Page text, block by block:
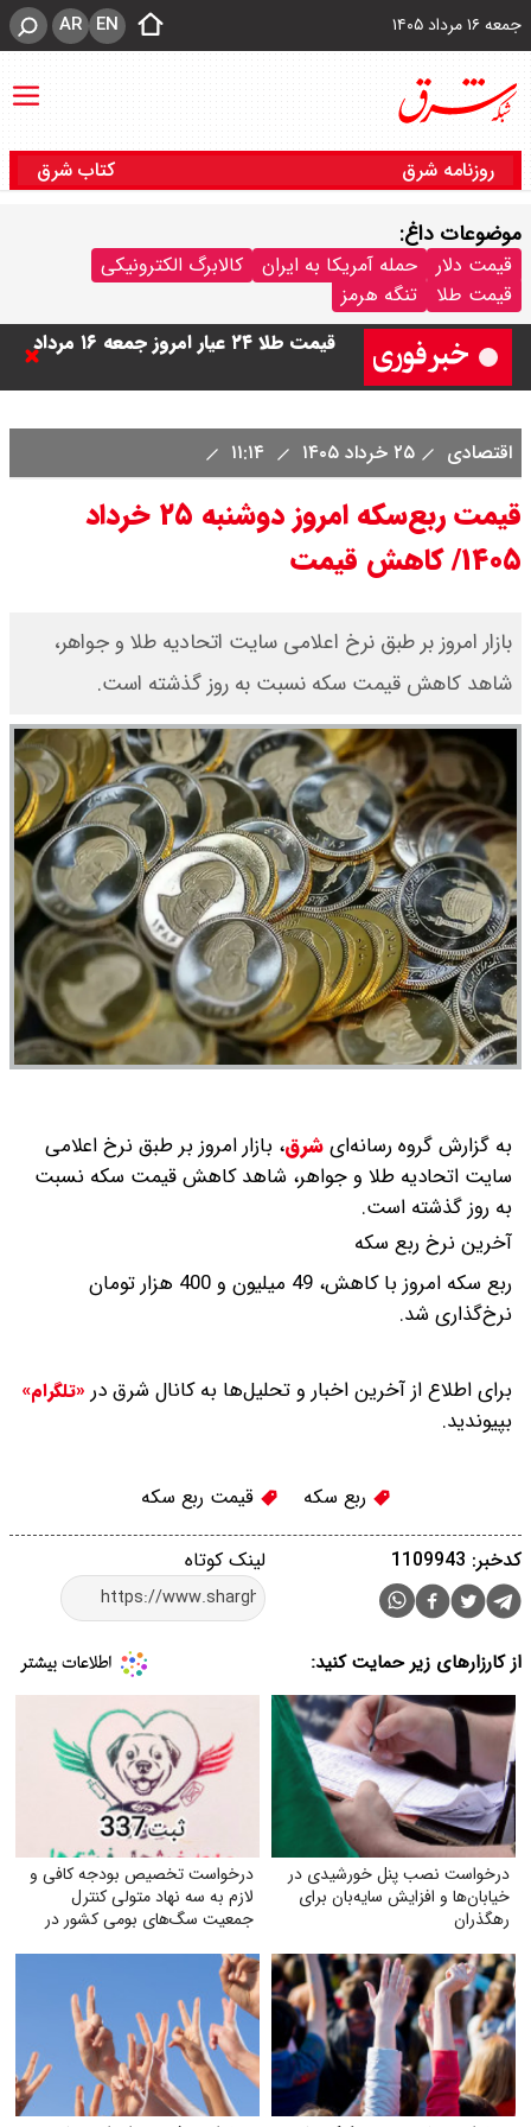
جمعه ۱۶ مرداد ۱۴۰۵ EN
AR
روزنامه شرق کتاب شرق
موضوعات داغ:
قیمت دلار حمله آمریکا به ایران
کالابرگ الکترونیکی
قیمت طلا
تنگه هرمز
قیمت طلا ۲۴ عیار امروز جمعه ۱۶ مرداد
۱۴۰۵ اعلام شد/ طلا بر مدار صعود
/ نفت صعودی شد + جدول
چرا معوقات بازنشستگان تامین
اجتماعی پرداخت نمی شود؟
جزئیات عرضه اولیه احیا در فرابورس
اعلام شد
اقتصادی ۲۵ خرداد ۱۴۰۵
قیمت ربع‌سکه امروز دوشنبه ۲۵ خرداد
۱۴۰۵/ کاهش قیمت
بازار امروز بر طبق نرخ اعلامی سایت اتحادیه طلا و جواهر،
شاهد کاهش قیمت‌‌‌‌ سکه نسبت به روز گذشته است.
به گزارش گروه رسانه‌ایشرق، بازار امروز بر طبق نرخ اعلامی
سایت اتحادیه طلا و جواهر، شاهد کاهش قیمت‌‌‌‌ سکه نسبت
به روز گذشته است.
آخرین نرخ ربع سکه
ربع سکه امروز با کاهش، 49 میلیون و 400 هزار تومان
نرخ‌گذاری شد.
برای اطلاع از آخرین اخبار و تحلیل‌ها به کانال شرق در «تلگرام»
بپیوندید.
ربع سکه قیمت ربع سکه
لینک کوتاه کدخبر: 1109943
از کارزارهای زیر حمایت کنید:
درخواست نصب پنل خورشیدی در
خیابان‌ها و افزایش سایه‌بان برای
رهگذران
درخواست تخصیص بودجه کافی و
لازم به سه نهاد متولی کنترل
جمعیت سگ‌های بومی کشور در